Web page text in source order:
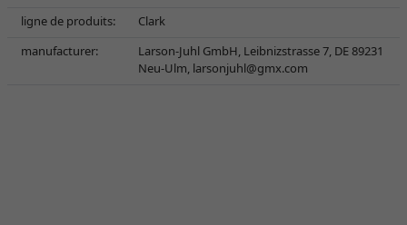
ligne de produits:
Clark
manufacturer:
Larson-Juhl GmbH, Leibnizstrasse 7, DE 89231
Neu-Ulm, larsonjuhl@gmx.com